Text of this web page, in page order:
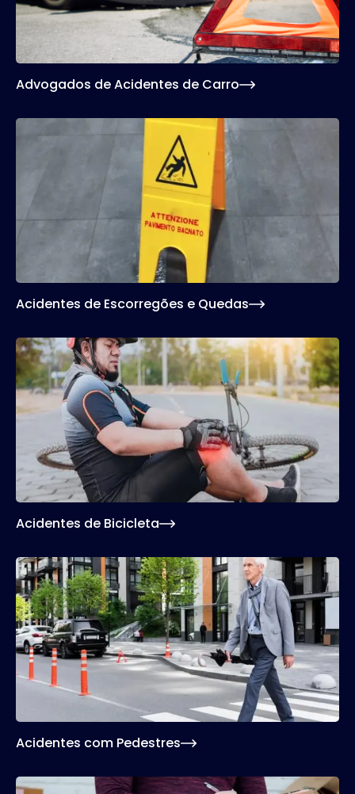
Advogados de Acidentes de Carro
Acidentes de Escorregões e Quedas
Acidentes de Bicicleta
Acidentes com Pedestres